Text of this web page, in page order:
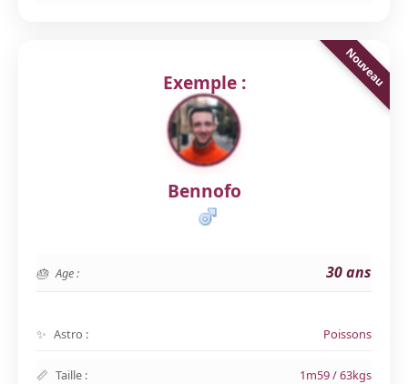
Exemple :
Bennofo
Age : 30 ans
Astro : Poissons
Taille : 1m59 / 63kgs